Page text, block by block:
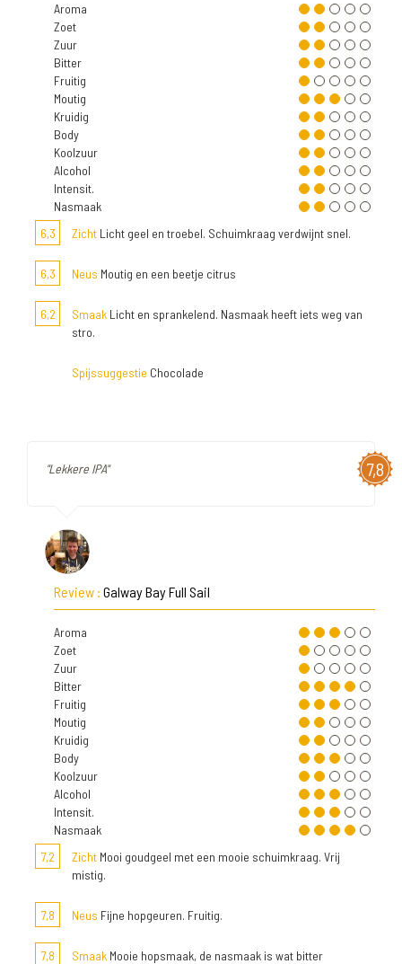
Aroma
Zoet
Zuur
Bitter
Fruitig
Moutig
Kruidig
Body
Koolzuur
Alcohol
Intensit.
Nasmaak
6,3
Zicht Licht geel en troebel. Schuimkraag verdwijnt snel.
6,3 Neus Moutig en een beetje citrus
6,2 Smaak Licht en sprankelend. Nasmaak heeft iets weg van
stro.
Spijssuggestie Chocolade
7,8
"Lekkere IPA"
Review : Galway Bay Full Sail
Aroma
Zoet
Zuur
Bitter
Fruitig
Moutig
Kruidig
Body
Koolzuur
Alcohol
Intensit.
Nasmaak
7,2
Zicht Mooi goudgeel met een mooie schuimkraag. Vrij
mistig.
7,8 Neus Fijne hopgeuren. Fruitig.
7,8 Smaak Mooie hopsmaak, de nasmaak is wat bitter